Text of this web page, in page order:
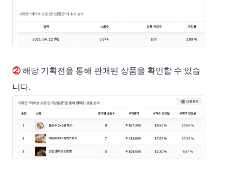
② 해당 기획전을 통해 판매된 상품을 확인할 수 있습
니다.